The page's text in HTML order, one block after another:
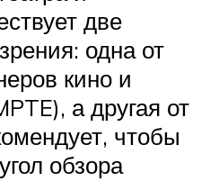
две
одна от
кино и
а другая от
чтобы
обзора